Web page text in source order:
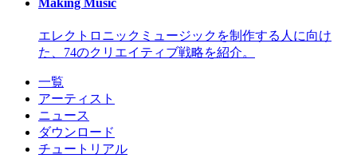
Making Music
エレクトロニックミュージックを制作する人に向け
た、74のクリエイティブ戦略を紹介。
一覧
アーティスト
ニュース
ダウンロード
チュートリアル